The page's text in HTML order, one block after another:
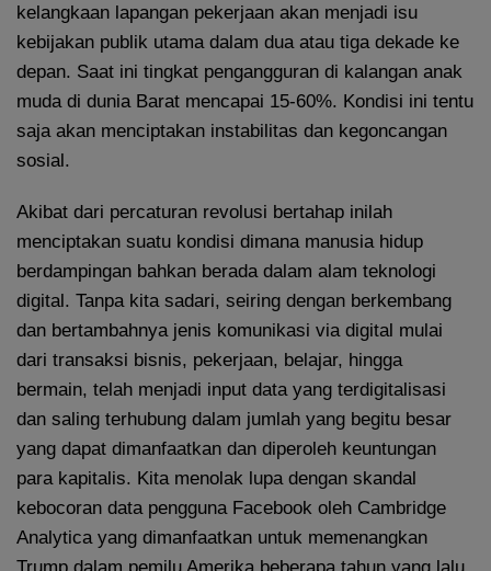
kelangkaan lapangan pekerjaan akan menjadi isu
kebijakan publik utama dalam dua atau tiga dekade ke
depan. Saat ini tingkat pengangguran di kalangan anak
muda di dunia Barat mencapai 15-60%. Kondisi ini tentu
saja akan menciptakan instabilitas dan kegoncangan
sosial.
Akibat dari percaturan revolusi bertahap inilah
menciptakan suatu kondisi dimana manusia hidup
berdampingan bahkan berada dalam alam teknologi
digital. Tanpa kita sadari, seiring dengan berkembang
dan bertambahnya jenis komunikasi via digital mulai
dari transaksi bisnis, pekerjaan, belajar, hingga
bermain, telah menjadi input data yang terdigitalisasi
dan saling terhubung dalam jumlah yang begitu besar
yang dapat dimanfaatkan dan diperoleh keuntungan
para kapitalis. Kita menolak lupa dengan skandal
kebocoran data pengguna Facebook oleh Cambridge
Analytica yang dimanfaatkan untuk memenangkan
Trump dalam pemilu Amerika beberapa tahun yang lalu.